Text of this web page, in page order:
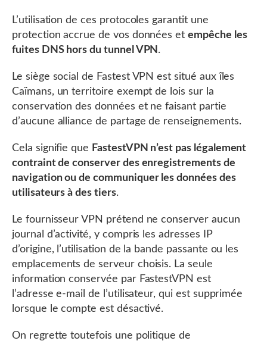
L’utilisation de ces protocoles garantit une
protection accrue de vos données etempêche les
fuites DNS hors du tunnel VPN .
Le siège social de Fastest VPN est situé aux îles
Caïmans, un territoire exempt de lois sur la
conservation des données et ne faisant partie
d’aucune alliance de partage de renseignements.
Cela signifie que FastestVPN n’est pas légalement
contraint de conserver des enregistrements de
navigation ou de communiquer les données des
utilisateurs à des tiers.
Le fournisseur VPN prétend ne conserver aucun
journal d’activité, y compris les adresses IP
d’origine, l’utilisation de la bande passante ou les
emplacements de serveur choisis. La seule
information conservée par FastestVPN est
l’adresse e-mail de l’utilisateur, qui est supprimée
lorsque le compte est désactivé.
On regrette toutefois une politique de